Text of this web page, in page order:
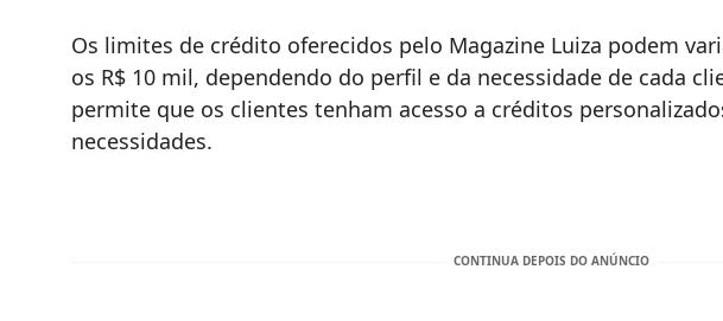
Os limites de crédito oferecidos pelo Magazine Luiza podem
os R$ 10 mil, dependendo do perfil e da necessidade de cada
permite que os clientes tenham acesso a créditos
necessidades.